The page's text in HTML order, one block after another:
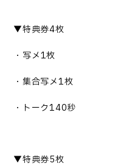
▼特典券4枚
・写メ1枚
・集合写メ1枚
・トーク140秒
▼特典券5枚